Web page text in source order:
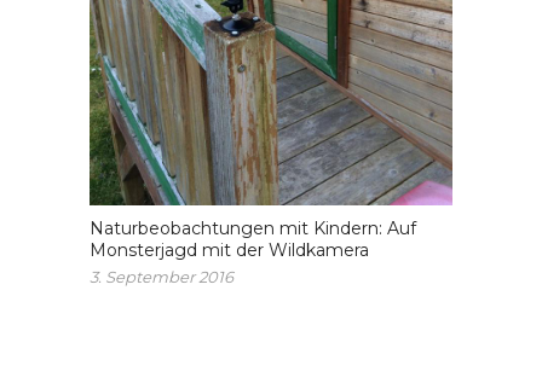
Naturbeobachtungen mit Kindern: Auf
Monsterjagd mit der Wildkamera
3. September 2016